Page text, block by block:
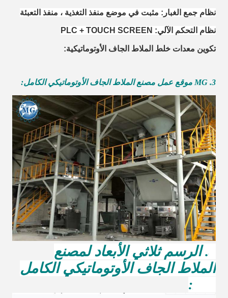
نظام جمع الغبار: مثبت في موضع منفذ التغذية ، منفذ التعبئة
نظام التحكم الآلي: PLC + TOUCH SCREEN
تكوين معدات خلط الملاط الجاف الأوتوماتيكية:
3. MG موقع عمل مصنع الملاط الجاف الأوتوماتيكي الكامل:
4. الرسم ثلاثي الأبعاد لمصنع
الملاط الجاف الأوتوماتيكي الكامل